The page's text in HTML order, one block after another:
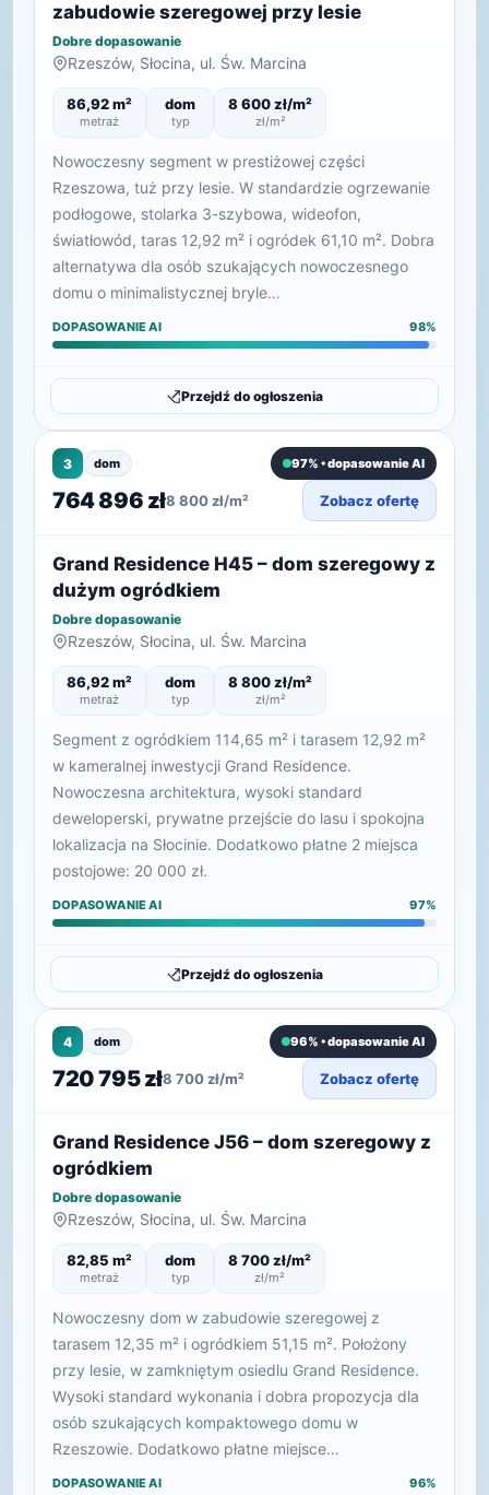
zabudowie szeregowej przy lesie
Dobre dopasowanie
Rzeszów, Słocina, ul. Św. Marcina
86,92 m²
metraż
dom
typ
8 600 zł/m²
zł/m²
Nowoczesny segment w prestiżowej części
Rzeszowa, tuż przy lesie. W standardzie ogrzewanie
podłogowe, stolarka 3-szybowa, wideofon,
światłowód, taras 12,92 m² i ogródek 61,10 m². Dobra
alternatywa dla osób szukających nowoczesnego
domu o minimalistycznej bryle…
DOPASOWANIE AI 98%
Przejdź do ogłoszenia
3 dom 97% • dopasowanie AI
764 896 zł8 800 zł/m² Zobacz ofertę
Grand Residence H45 – dom szeregowy z
dużym ogródkiem
Dobre dopasowanie
Rzeszów, Słocina, ul. Św. Marcina
86,92 m²
metraż
dom
typ
8 800 zł/m²
zł/m²
Segment z ogródkiem 114,65 m² i tarasem 12,92 m²
w kameralnej inwestycji Grand Residence.
Nowoczesna architektura, wysoki standard
deweloperski, prywatne przejście do lasu i spokojna
lokalizacja na Słocinie. Dodatkowo płatne 2 miejsca
postojowe: 20 000 zł.
DOPASOWANIE AI 97%
Przejdź do ogłoszenia
4 dom 96% • dopasowanie AI
720 795 zł8 700 zł/m² Zobacz ofertę
Grand Residence J56 – dom szeregowy z
ogródkiem
Dobre dopasowanie
Rzeszów, Słocina, ul. Św. Marcina
82,85 m²
metraż
dom
typ
8 700 zł/m²
zł/m²
Nowoczesny dom w zabudowie szeregowej z
tarasem 12,35 m² i ogródkiem 51,15 m². Położony
przy lesie, w zamkniętym osiedlu Grand Residence.
Wysoki standard wykonania i dobra propozycja dla
osób szukających kompaktowego domu w
Rzeszowie. Dodatkowo płatne miejsce…
DOPASOWANIE AI 96%